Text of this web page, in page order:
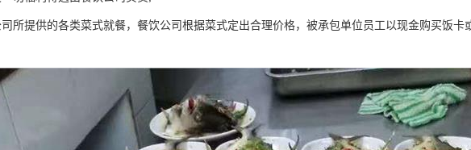
所提供的各类菜式就餐，餐饮公司根据菜式定出合理价格，被承包单位员工以现金购买饭卡